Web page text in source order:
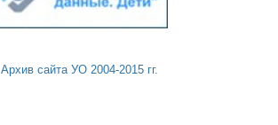
Архив сайта УО 2004-2015 гг.